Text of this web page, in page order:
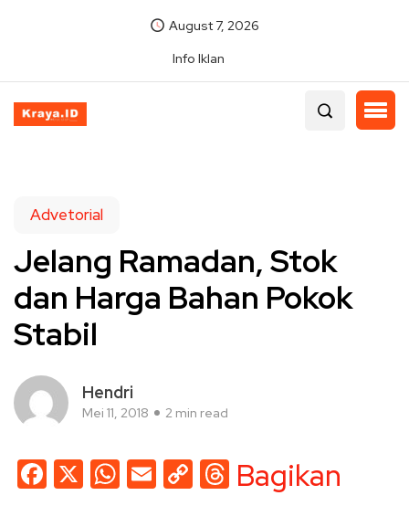
August 7, 2026
Info Iklan
Advetorial
Jelang Ramadan, Stok
dan Harga Bahan Pokok
Stabil
Hendri
Mei 11, 2018 2 min read
Facebook
X WhatsApp
EmailCopyThreads
Bagikan